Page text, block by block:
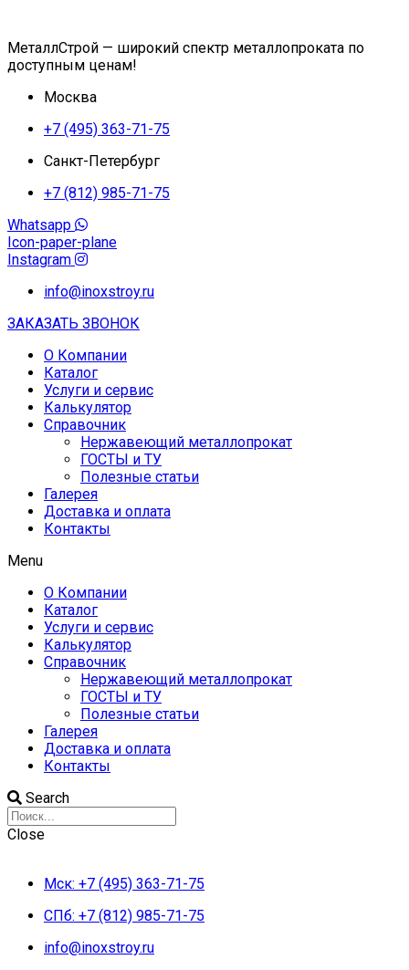
МеталлСтрой — широкий спектр металлопроката по
доступным ценам!
Москва
+7 (495) 363-71-75
Санкт-Петербург
+7 (812) 985-71-75
Whatsapp
Icon-paper-plane
Instagram
info@inoxstroy.ru
ЗАКАЗАТЬ ЗВОНОК
О Компании
Каталог
Услуги и сервис
Калькулятор
Справочник
Нержавеющий металлопрокат
ГОСТЫ и ТУ
Полезные статьи
Галерея
Доставка и оплата
Контакты
Menu
О Компании
Каталог
Услуги и сервис
Калькулятор
Справочник
Нержавеющий металлопрокат
ГОСТЫ и ТУ
Полезные статьи
Галерея
Доставка и оплата
Контакты
Search
Close
Мск: +7 (495) 363-71-75
СПб: +7 (812) 985-71-75
info@inoxstroy.ru